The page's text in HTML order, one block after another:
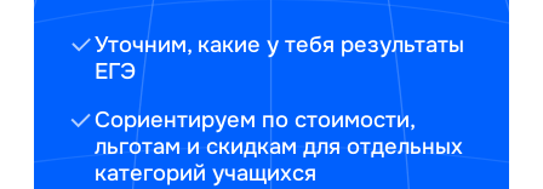
Уточним, какие у тебя результаты
ЕГЭ
Сориентируем по стоимости,
льготам и скидкам для отдельных
категорий учащихся